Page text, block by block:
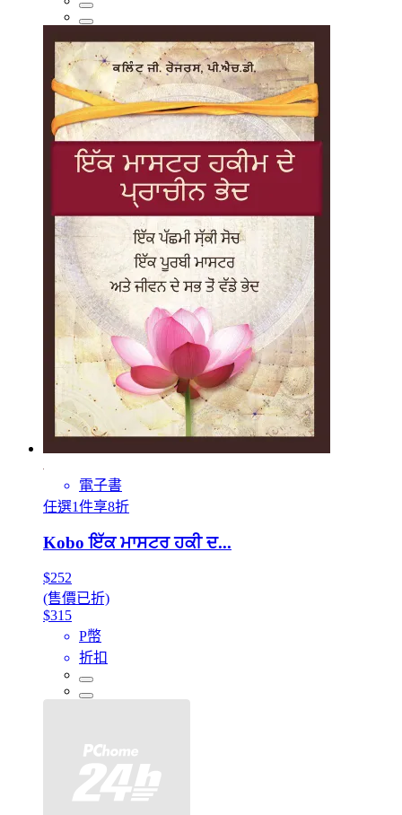
電子書
任選1件享8折
Kobo ਇੱਕ ਮਾਸਟਰ ਹਕੀ ਦ...
$252
(售價已折)
$315
P幣
折扣